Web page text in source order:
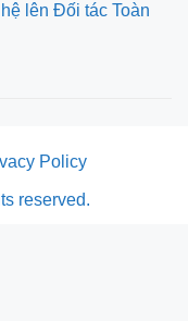
lên Đối tác Toàn
Policy
reserved.